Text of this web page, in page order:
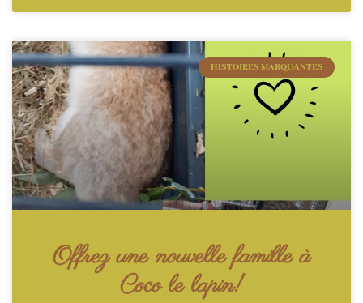
HISTOIRES MARQUANTES
Offrez une nouvelle famille à
Coco le lapin!